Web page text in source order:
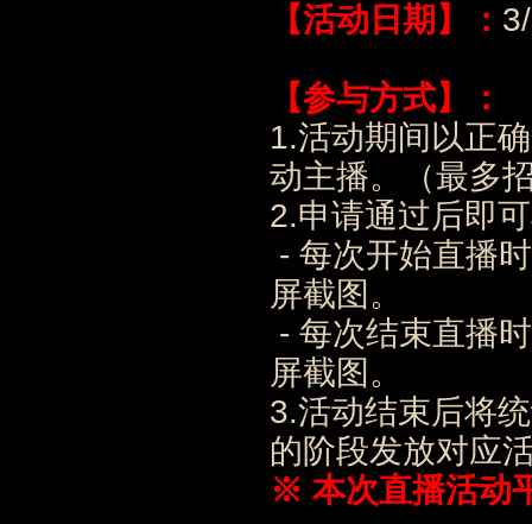
【活动日期】：
【参与方式】：
1.活动期间以正
动主播。（最多
2.申请通过后即
- 每次开始直播
屏截图。
- 每次结束直播
屏截图。
3.活动结束后将
的阶段发放对应
※ 本次直播活动